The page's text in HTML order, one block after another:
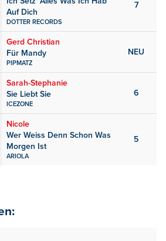
Auf Dich
DOTTER RECORDS
7
Gerd Christian
Für Mandy
PIPMATZ
NEU
Sarah-Stephanie
Sie Liebt Sie
ICEZONE
6
Nicole
Wer Weiss Denn Schon Was
Morgen Ist
ARIOLA
5